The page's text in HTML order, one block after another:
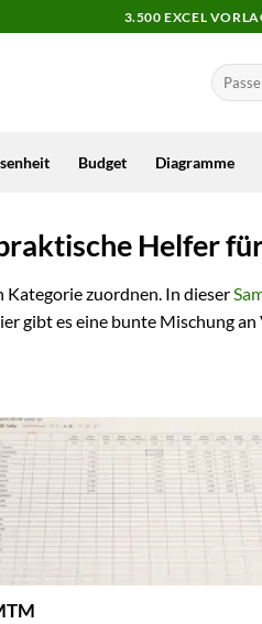
3.500 EXCEL
Budget Diagramme
Helfer
Kategorie zuordnen. In dieser
gibt es eine bunte Mischung